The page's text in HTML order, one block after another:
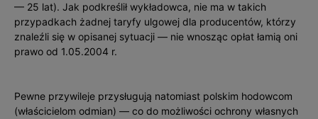
— 25 lat). Jak podkreślił wykładowca, nie ma w takich
przypadkach żadnej taryfy ulgowej dla producentów, którzy
znaleźli się w opisanej sytuacji — nie wnosząc opłat łamią oni
prawo od 1.05.2004 r.
Pewne przywileje przysługują natomiast polskim hodowcom
(właścicielom odmian) — co do możliwości ochrony własnych